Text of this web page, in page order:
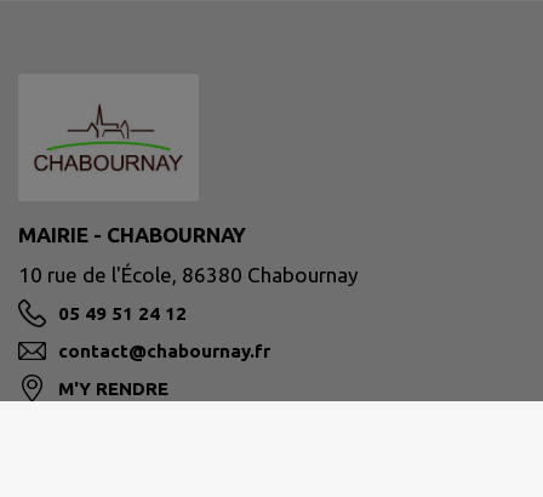
MAIRIE - CHABOURNAY
10 rue de l'École, 86380 Chabournay
05 49 51 24 12
contact@chabournay.fr
M'Y RENDRE